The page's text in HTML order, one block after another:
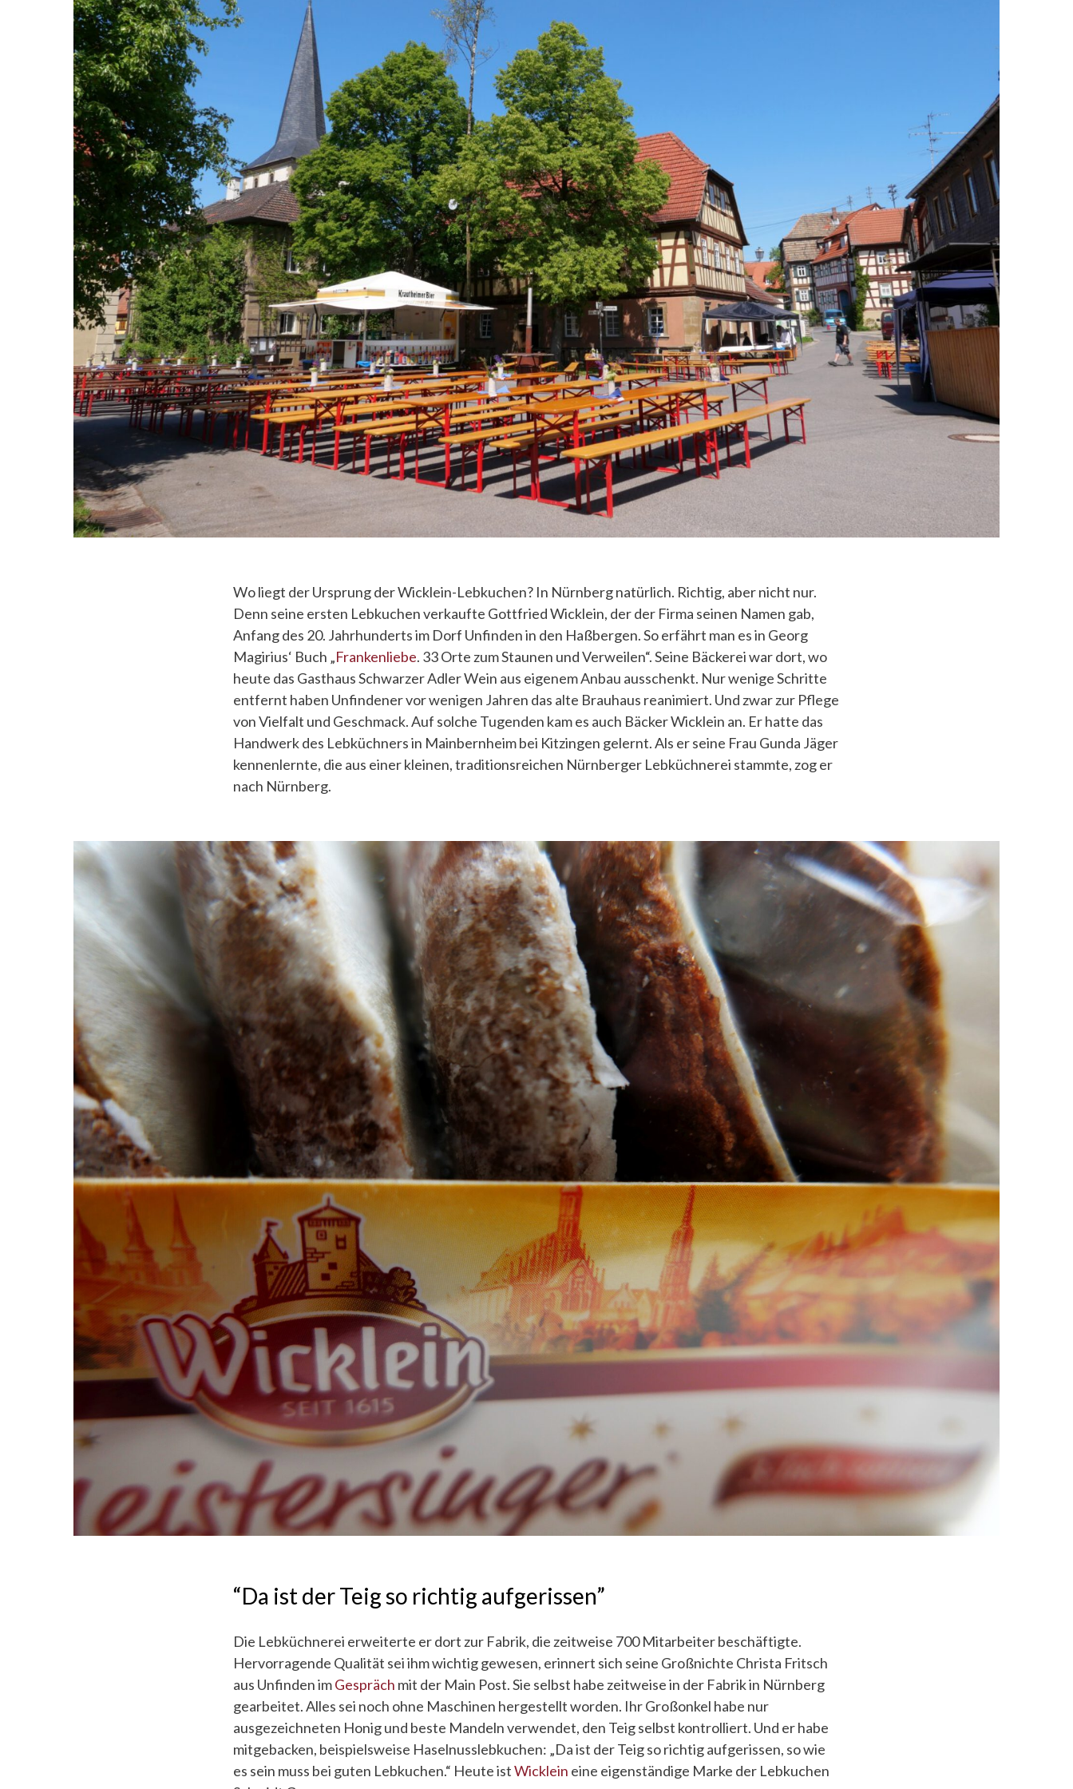
Wo liegt der Ursprung der Wicklein-Lebkuchen? In Nürnberg natürlich. Richtig, aber nicht nur.
Denn seine ersten Lebkuchen verkaufte Gottfried Wicklein, der der Firma seinen Namen gab,
Anfang des 20. Jahrhunderts im Dorf Unfinden in den Haßbergen. So erfährt man es in Georg
Magirius‘ Buch „Frankenliebe. 33 Orte zum Staunen und Verweilen“. Seine Bäckerei war dort, wo
heute das Gasthaus Schwarzer Adler Wein aus eigenem Anbau ausschenkt. Nur wenige Schritte
entfernt haben Unfindener vor wenigen Jahren das alte Brauhaus reanimiert. Und zwar zur Pflege
von Vielfalt und Geschmack. Auf solche Tugenden kam es auch Bäcker Wicklein an. Er hatte das
Handwerk des Lebküchners in Mainbernheim bei Kitzingen gelernt. Als er seine Frau Gunda Jäger
kennenlernte, die aus einer kleinen, traditionsreichen Nürnberger Lebküchnerei stammte, zog er
nach Nürnberg.
“Da ist der Teig so richtig aufgerissen”
Die Lebküchnerei erweiterte er dort zur Fabrik, die zeitweise 700 Mitarbeiter beschäftigte.
Hervorragende Qualität sei ihm wichtig gewesen, erinnert sich seine Großnichte Christa Fritsch
aus Unfinden imGespräch mit der Main Post. Sie selbst habe zeitweise in der Fabrik in Nürnberg
gearbeitet. Alles sei noch ohne Maschinen hergestellt worden. Ihr Großonkel habe nur
ausgezeichneten Honig und beste Mandeln verwendet, den Teig selbst kontrolliert. Und er habe
mitgebacken, beispielsweise Haselnusslebkuchen: „Da ist der Teig so richtig aufgerissen, so wie
es sein muss bei guten Lebkuchen.“ Heute istWicklein eine eigenständige Marke der Lebkuchen